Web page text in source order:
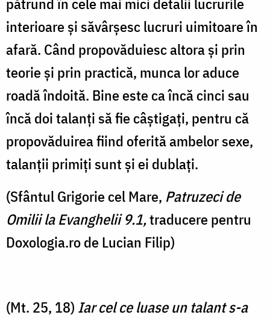
interioare și săvârșesc lucruri uimitoare în
afară. Când propovăduiesc altora și prin
teorie și prin practică, munca lor aduce
roadă îndoită. Bine este ca încă cinci sau
încă doi talanți să fie câștigați, pentru că
propovăduirea fiind oferită ambelor sexe,
talanții primiți sunt și ei dublați.
(Sfântul Grigorie cel Mare, Patruzeci de
Omilii la Evanghelii 9.1,traducere pentru
Doxologia.ro de Lucian Filip)
(Mt. 25, 18) Iar cel ce luase un talant s-a